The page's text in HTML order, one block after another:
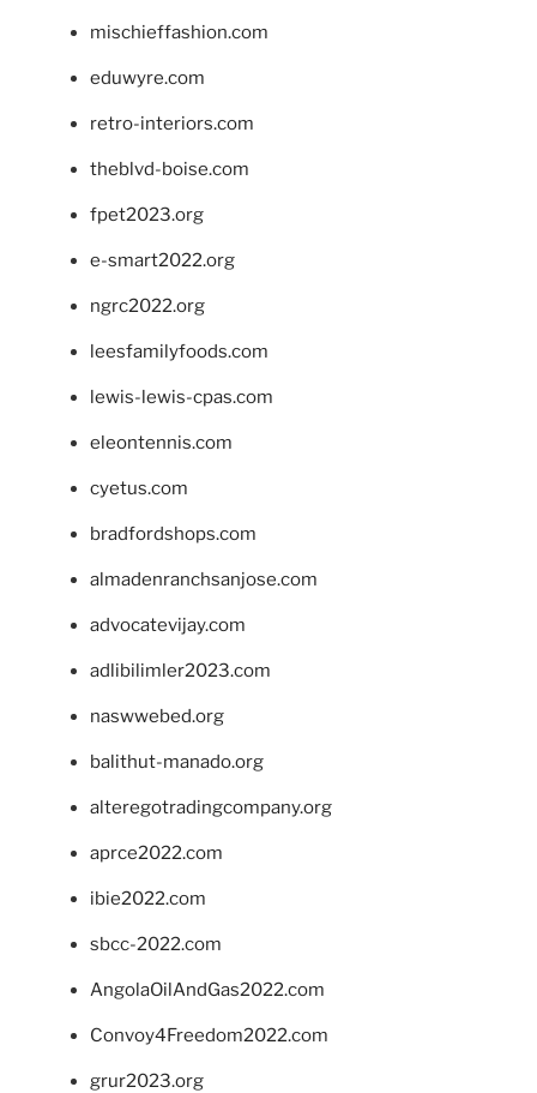
mischieffashion.com
eduwyre.com
retro-interiors.com
theblvd-boise.com
fpet2023.org
e-smart2022.org
ngrc2022.org
leesfamilyfoods.com
lewis-lewis-cpas.com
eleontennis.com
cyetus.com
bradfordshops.com
almadenranchsanjose.com
advocatevijay.com
adlibilimler2023.com
naswwebed.org
balithut-manado.org
alteregotradingcompany.org
aprce2022.com
ibie2022.com
sbcc-2022.com
AngolaOilAndGas2022.com
Convoy4Freedom2022.com
grur2023.org